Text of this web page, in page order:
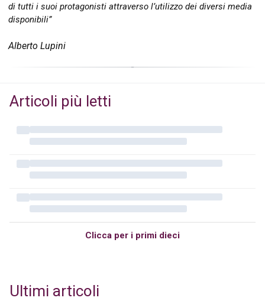
di tutti i suoi protagonisti attraverso l’utilizzo dei diversi media
disponibili”
Alberto Lupini
Articoli più letti
Clicca per i primi dieci
Ultimi articoli